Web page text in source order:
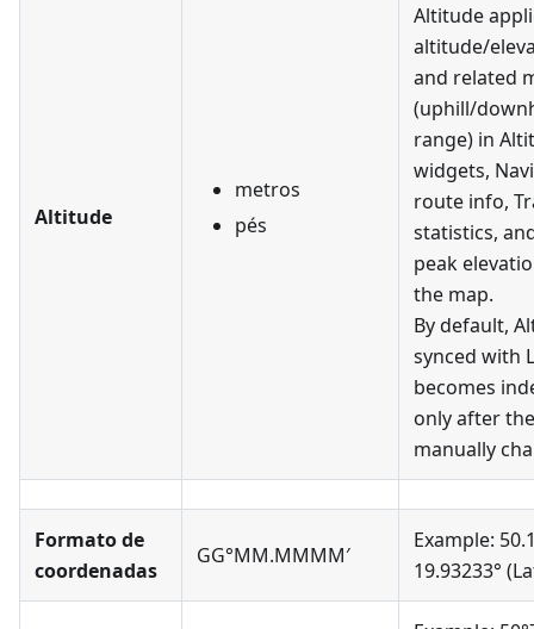
Altitude
metros
pés
Altitude
altitude/
and related
(uphill/
range) in
widgets,
route info,
statistics,
peak
the map.
By default,
synced with
becomes
only after
manually
Formato de
coordenadas
GG°MM.MMMM′
Example:
19.93233°